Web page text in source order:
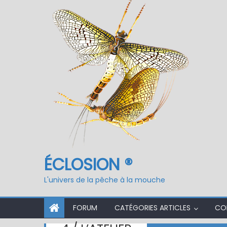
ÉCLOSION ®
L'univers de la pêche à la mouche
FORUM CATÉGORIES ARTICLES